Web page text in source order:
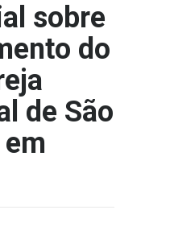
sobre
do
de São